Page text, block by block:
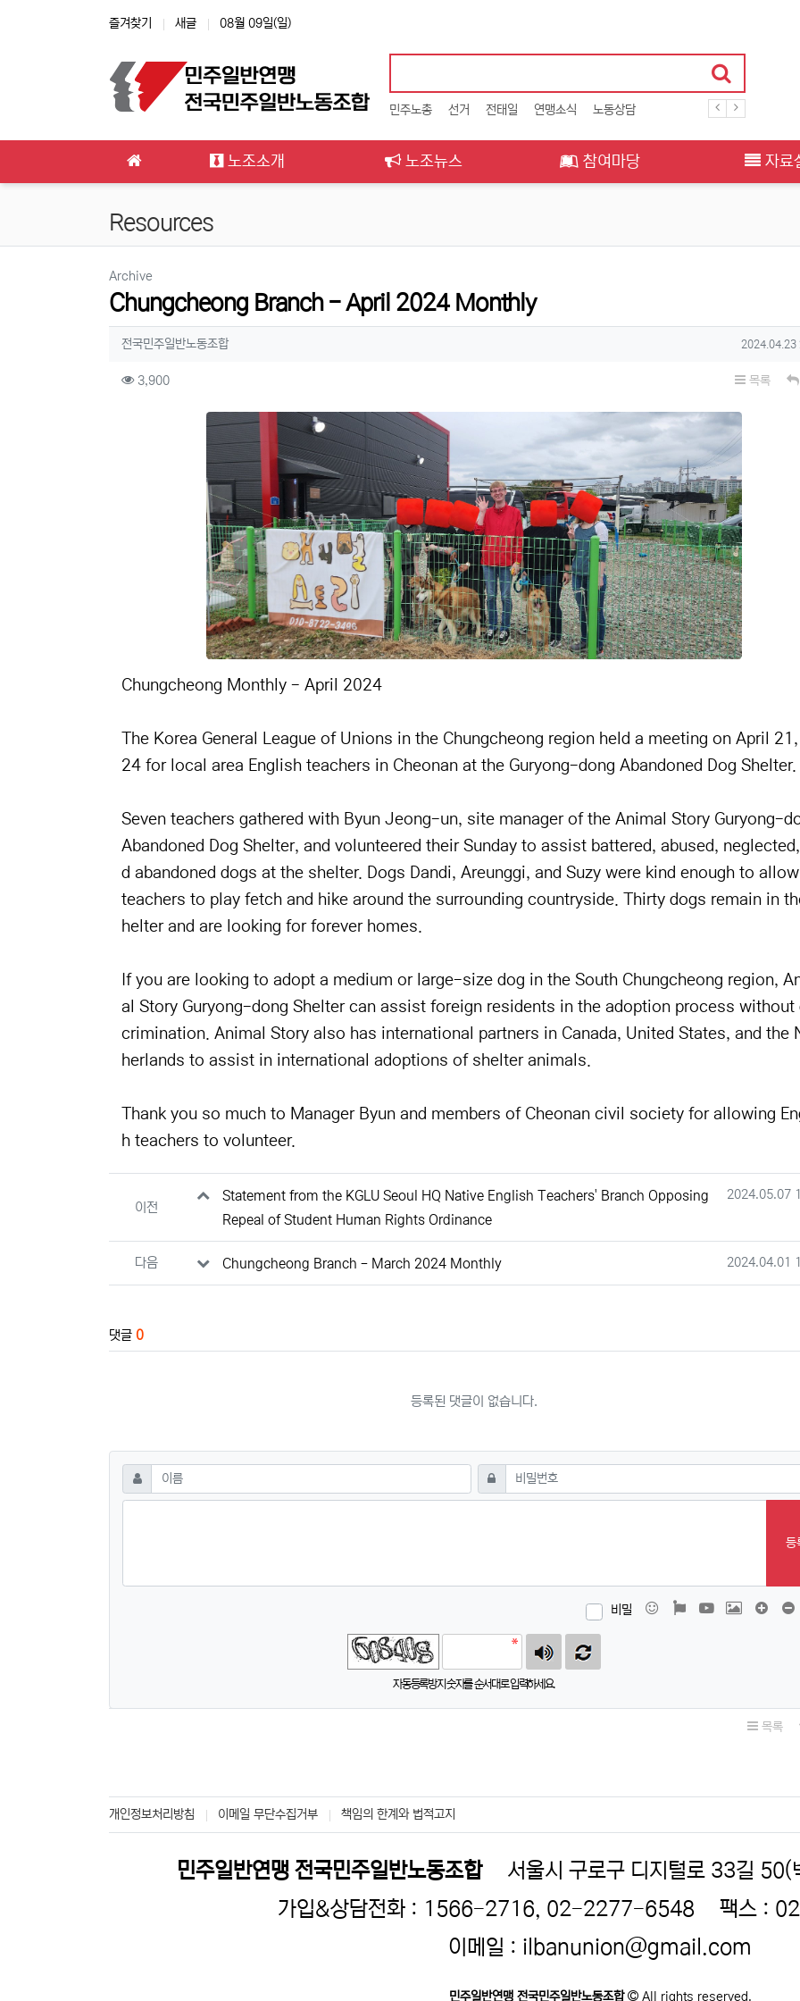
즐겨찾기 새글 08월 09일(일)
민주노총 선거 전태일 연맹소식 노동상담
노조소개 노조뉴스 참여마당 자료
Resources
Archive
Chungcheong Branch - April 2024 Monthly
작성자 정보
전국민주일반노동조합작성 작성일
2024.04.23
컨텐츠 정보
3,900조회 목록
Chungcheong Monthly - April 2024
The Korea General League of Unions in the Chungcheong region held a meeting on April
24 for local area English teachers in Cheonan at the Guryong-dong Abandoned Dog Shelter.
Seven teachers gathered with Byun Jeong-un, site manager of the Animal Story Guryong-
Abandoned Dog Shelter, and volunteered their Sunday to assist battered, abused,
d abandoned dogs at the shelter. Dogs Dandi, Areunggi, and Suzy were kind enough to
teachers to play fetch and hike around the surrounding countryside. Thirty dogs remain in
helter and are looking for forever homes.
If you are looking to adopt a medium or large-size dog in the South Chungcheong region,
al Story Guryong-dong Shelter can assist foreign residents in the adoption process without
crimination. Animal Story also has international partners in Canada, United States, and the
herlands to assist in international adoptions of shelter animals.
Thank you so much to Manager Byun and members of Cheonan civil society for allowing
h teachers to volunteer.
이전
Statement from the KGLU Seoul HQ Native English Teachers' Branch Opposing
Repeal of Student Human Rights Ordinance
작성일
2024.05.07
다음 Chungcheong Branch - March 2024 Monthly 작성일
2024.04.01
댓글 0
등록된 댓글이 없습니다.
댓글쓰기
이름 필수 비밀번호필수
등
비밀 이모티콘폰트어썸동영상 이미지 댓글
자동등록방지 숫자를 순서대로 입력하세요.
목록
개인정보처리방침 이메일 무단수집거부 책임의 한계와 법적고지
민주일반연맹 전국민주일반노동조합
서울시 구로구 디지털로 33길
가입&상담전화 : 1566-2716, 02-2277-6548
팩스 :
이메일 : ilbanunion@gmail.com
민주일반연맹 전국민주일반노동조합 All rights reserved.